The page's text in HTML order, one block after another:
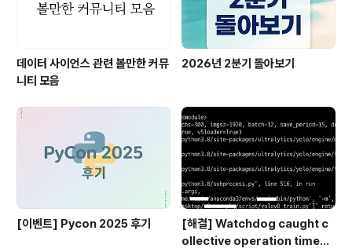
데이터 사이언스 관련 볼만한 커뮤
니티 모음
2026년 2분기 돌아보기
[이벤트] Pycon 2025 후기
[해결] Watchdog caught c
ollective operation timeou